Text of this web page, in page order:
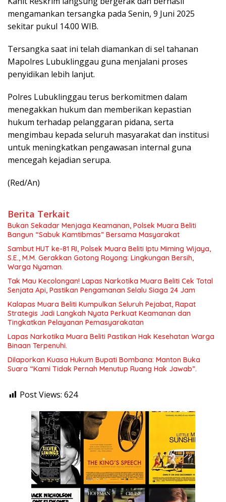
mengamankan tersangka pada Senin, 9 Juni 2025
sekitar pukul 14.00 WIB.
Tersangka saat ini telah diamankan di sel tahanan
Mapolres Lubuklinggau guna menjalani proses
penyidikan lebih lanjut.
Polres Lubuklinggau terus berkomitmen dalam
menegakkan hukum dan memberikan kepastian
hukum terhadap pelanggaran pidana, serta
mengimbau kepada seluruh masyarakat dan institusi
untuk meningkatkan pengawasan internal guna
mencegah kejadian serupa.
(Red/An)
Berita Terkait
Bukan Sekadar Menjaga Keamanan, Polsek Muara Beliti
Bangun “Sabuk Kamtibmas” Bersama Masyarakat
Sambut HUT ke-81 RI, Polsek Muara Beliti Iptu Miming Wijaya,
S.E., M.M. Gerakkan Gotong Royong: Lingkungan Bersih,
Warga Nyaman.
Tak Mau Kecolongan! Lapas Narkotika Muara Beliti Cek Total
Senjata Api, Pastikan Pengamanan Selalu Siaga 24 Jam
Kalapas Muara Beliti Kumpulkan Seluruh Pejabat, Rapat
Strategis Jadi Langkah Nyata Perkuat Keamanan dan
Tingkatkan Pelayanan Pemasyarakatan
Lapas Narkotika Muara Beliti Pastikan Hak Kesehatan Warga
Binaan Terpenuhi.
Dilaporkan Kuasa Hukum Bupati Bombana: Manton Buka
Suara “Kami Tidak Pernah Menutup Ruang Hak Jawab”.
Post Views: 624